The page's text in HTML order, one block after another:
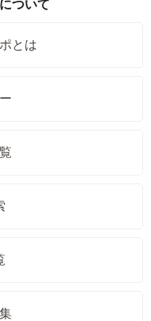
ついて
とは